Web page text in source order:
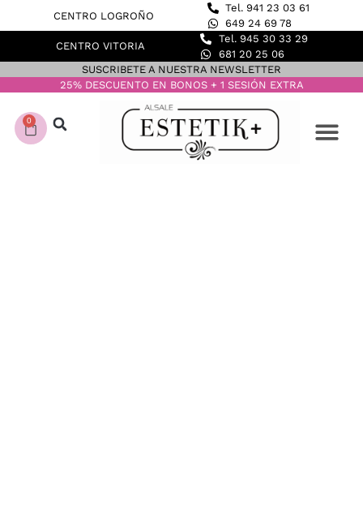
CENTRO LOGROÑO
Tel. 941 23 03 61
649 24 69 78
CENTRO VITORIA
Tel. 945 30 33 29
681 20 25 06
SUSCRIBETE A NUESTRA NEWSLETTER
25% DESCUENTO EN BONOS + 1 SESIÓN EXTRA
0